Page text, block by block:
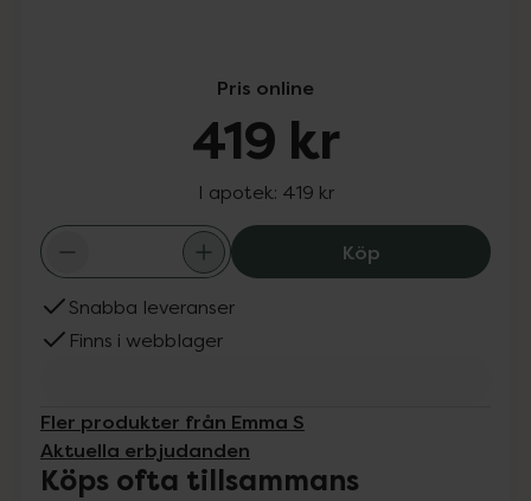
Pris online
419 kr
I apotek: 419 kr
KöpEmma S
Snabba leveranser
Finns i webblager
Fler produkter från Emma S
Aktuella erbjudanden
Köps ofta tillsammans